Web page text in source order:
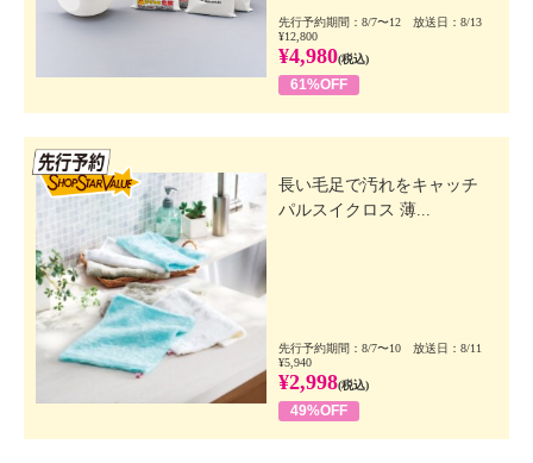
先行予約期間：8/7〜12 放送日：8/13
¥12,800
¥4,980(税込)
61%OFF
長い毛足で汚れをキャッチ
パルスイクロス 薄...
先行予約期間：8/7〜10 放送日：8/11
¥5,940
¥2,998(税込)
49%OFF